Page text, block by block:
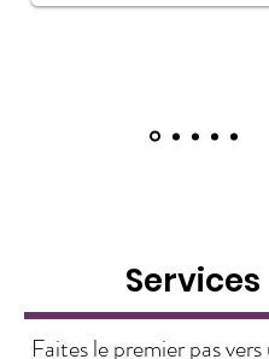
Services
Faites le premier pas